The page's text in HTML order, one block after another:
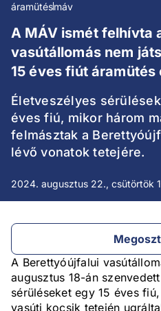
áramütésmáv
A MÁV ismét felhívta
vasútállomás nem
15 éves fiút
Életveszélyes
éves fiú, mikor három
felmásztak a
lévő vonatok tetejére.
2024. augusztus 22., csütörtök
A Berettyóújfalui
augusztus 18-án
sérüléseket egy 15 éves
vasúti kocsik tetején